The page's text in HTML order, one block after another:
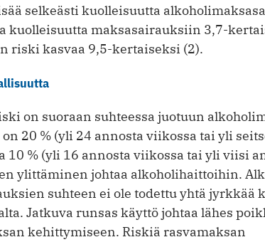
selkeästi kuolleisuutta
kuolleisuutta maksasairauksiin 3,7-
riski kasvaa 9,5-kertaiseksi (2).
on suoraan suhteessa juotuun
20 % (yli 24 annosta viikossa tai yli
10 % (yli 16 annosta viikossa tai yli viisi
ylittäminen johtaa alkoholihaittoihin.
suhteen ei ole todettu yhtä jyrkkää
Jatkuva runsas käyttö johtaa lähes
kehittymiseen. Riskiä rasvamaksan